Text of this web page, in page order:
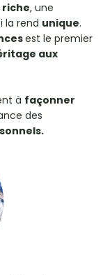
, une
la rend unique.
est le premier
aux
à façonner
des